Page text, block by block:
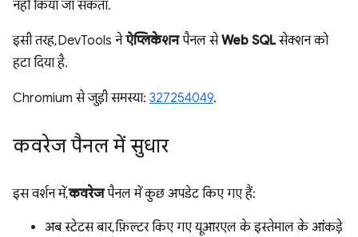
नहीं किया जा सकता.
इसी तरह, DevTools नेऐप्लिकेशनपैनल सेWeb SQLसेक्शन को
हटा दिया है.
Chromium से जुड़ी समस्या: 327254049.
कवरेज पैनल में सुधार
इस वर्शन में,कवरेजपैनल में कुछ अपडेट किए गए हैं:
अब स्टेटस बार, फ़िल्टर किए गए यूआरएल के इस्तेमाल के आंकड़े